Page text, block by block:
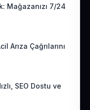
Mağazanızı 7/24
Arıza Çağrılarını
SEO Dostu ve